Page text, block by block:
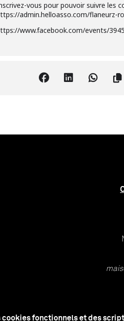
cookies fonctionnels et des
vous pour pouvoir suivre les
admin.helloasso.com/flaneurz-
www.facebook.com/events/